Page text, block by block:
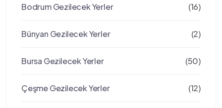
Bodrum Gezilecek Yerler (16)
Bünyan Gezilecek Yerler (2)
Bursa Gezilecek Yerler (50)
Çeşme Gezilecek Yerler (12)